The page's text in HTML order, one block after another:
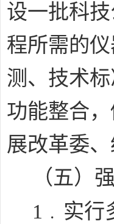
设一批科
程所需的
测、技术
功能整合
展改革委
（五）
1 ﹒ 实行